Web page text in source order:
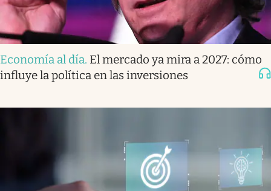
Economía al día. El mercado ya mira a 2027: cómo
influye la política en las inversiones